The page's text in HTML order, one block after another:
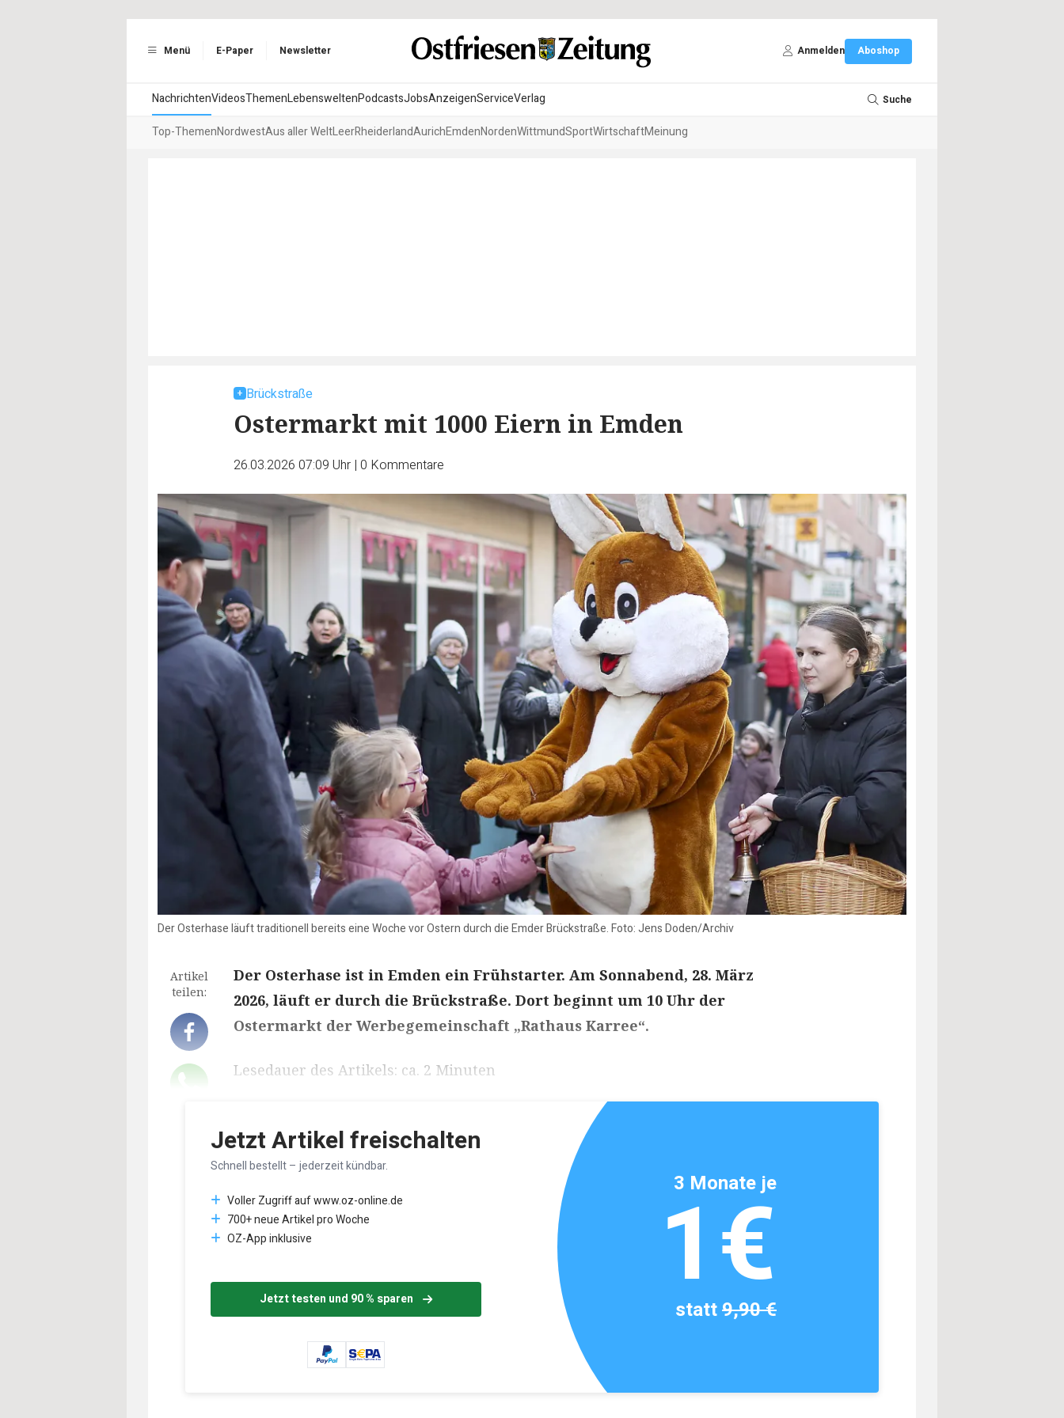
Menü E-Paper Newsletter Anmelden Aboshop
NachrichtenVideosThemenLebensweltenPodcastsJobsAnzeigenServiceVerlag Suche
Top-ThemenNordwestAus aller WeltLeerRheiderlandAurichEmdenNordenWittmundSportWirtschaftMeinung
Brückstraße
Ostermarkt mit 1000 Eiern in Emden
26.03.2026 07:09 Uhr | 0 Kommentare
Der Osterhase läuft traditionell bereits eine Woche vor Ostern durch die Emder Brückstraße. Foto: Jens Doden/Archiv
Artikel
teilen:
Der Osterhase ist in Emden ein Frühstarter. Am Sonnabend, 28. März
2026, läuft er durch die Brückstraße. Dort beginnt um 10 Uhr der
Ostermarkt der Werbegemeinschaft „Rathaus Karree“.
Lesedauer des Artikels: ca. 2 Minuten
Jetzt Artikel freischalten
Schnell bestellt – jederzeit kündbar.
Voller Zugriff auf www.oz-online.de
700+ neue Artikel pro Woche
OZ-App inklusive
Jetzt testen und 90 % sparen
3 Monate je
1€
statt9,90 €